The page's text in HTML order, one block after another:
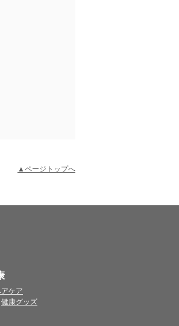
ください。
▲ページトップへ
ケア
健康グッズ